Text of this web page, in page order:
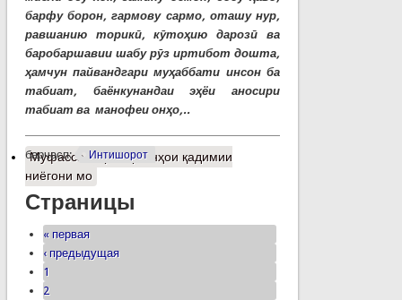
барфу борон, гармову сармо, оташу нур,
равшанию торикӣ, кӯтоҳию дарозӣ ва
баробаршавии шабу рӯз иртибот дошта,
ҳамчун пайвандгари муҳаббати инсон ба
табиат, баёнкунандаи эҳёи аносири
табиат ва манофеи онҳо,..
барчасп: Интишорот
Муфассалтаро Ҷашнҳои қадимии
ниёгони мо
Страницы
« первая
‹ предыдущая
1
2